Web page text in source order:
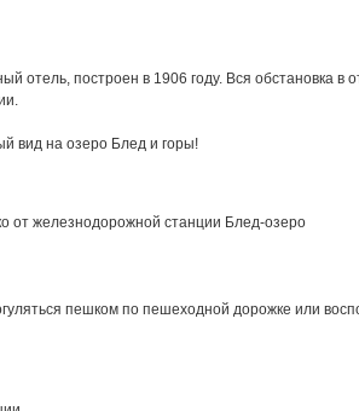
отель, построен в 1906 году. Вся обстановка в
вид на озеро Блед и горы!
от железнодорожной станции Блед-озеро
пешком по пешеходной дорожке или